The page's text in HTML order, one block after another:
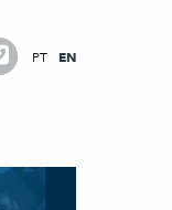
PT EN